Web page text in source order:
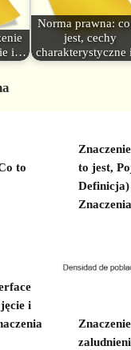
i…
Norma prawna:
jest, cechy
to
to jest,
Definicja)
Znaczenia
i